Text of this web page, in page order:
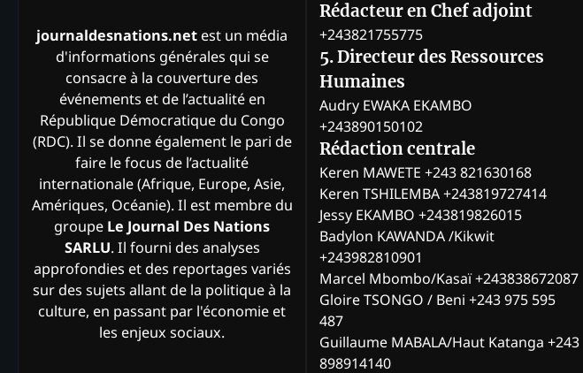
journaldesnations.net est un média
d'informations générales qui se
consacre à la couverture des
événements et de l’actualité en
République Démocratique du Congo
(RDC). Il se donne également le pari de
faire le focus de l’actualité
internationale (Afrique, Europe, Asie,
Amériques, Océanie). Il est membre du
groupe Le Journal Des Nations
SARLU. Il fourni des analyses
approfondies et des reportages variés
sur des sujets allant de la politique à la
culture, en passant par l'économie et
les enjeux sociaux.
Rédacteur en Chef adjoint
+243821755775
5. Directeur des Ressources
Humaines
Audry EWAKA EKAMBO
+243890150102
Rédaction centrale
Keren MAWETE +243 821630168
Keren TSHILEMBA +243819727414
Jessy EKAMBO +243819826015
Badylon KAWANDA /Kikwit
+243982810901
Marcel Mbombo/Kasaï +243838672087
Gloire TSONGO / Beni +243 975 595
487
Guillaume MABALA/Haut Katanga +243
898914140